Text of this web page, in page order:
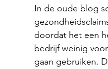
In de oude blog
doordat het een
bedrijf weinig
gaan gebruiken.